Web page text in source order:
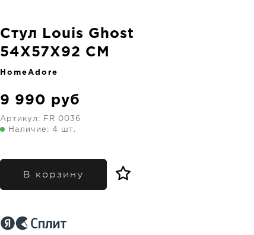
Стул Louis Ghost
54X57X92 CM
HomeAdore
9 990 руб
Артикул:
FR 0036
Наличие: 4 шт.
В корзину